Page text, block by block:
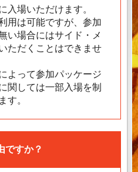
入場いただけます。
用は可能ですが、参加
い場合にはサイド・メ
ただくことはできませ
よって参加パッケージ
関しては一部入場を制
す。
ですか？